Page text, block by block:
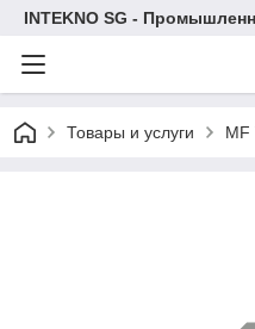
INTEKNO SG -
Товары и услуги MF